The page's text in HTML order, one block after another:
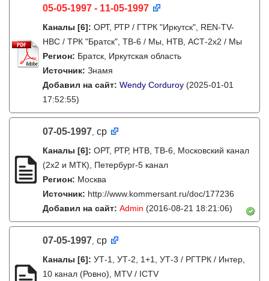
05-05-1997 - 11-05-1997
Каналы [6]: ОРТ, РТР / ГТРК "Иркутск", REN-TV-
НВС / ТРК "Братск", ТВ-6 / Мы, НТВ, АСТ-2х2 / Мы
Регион: Братск, Иркутская область
Источник: Знамя
Добавил на сайт: Wendy Corduroy (2025-01-01
17:52:55)
07-05-1997, ср
Каналы [6]: ОРТ, РТР, НТВ, ТВ-6, Московский канал
(2x2 и МТК), Петербург-5 канал
Регион: Москва
Источник: http://www.kommersant.ru/doc/177236
Добавил на сайт: Admin (2016-08-21 18:21:06)
07-05-1997, ср
Каналы [6]: УТ-1, УТ-2, 1+1, УТ-3 / РГТРК / Интер,
10 канал (Ровно), MTV / ICTV